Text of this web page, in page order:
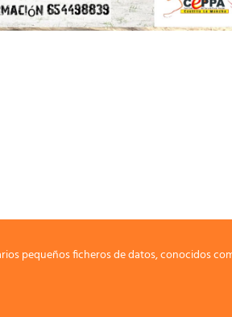
pequeños ficheros de datos, conocidos